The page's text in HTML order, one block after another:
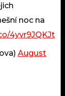
noc na
4yvr9JQKJt
August